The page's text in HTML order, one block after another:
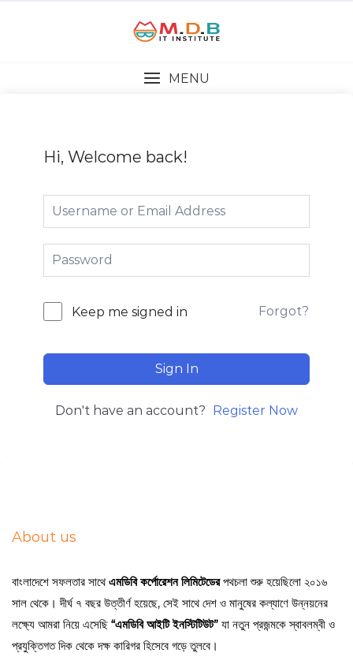
MENU
Hi, Welcome back!
Keep me signed in Forgot?
Sign In
Don't have an account? Register Now
About us
বাংলাদেশে সফলতার সাথেএমডিবি কর্পোরেশন লিমিটেডেরপথচলা শুরু হয়েছিলো ২০১৬
সাল থেকে। দীর্ঘ ৭ বছর উত্তীর্ণ হয়েছে, সেই সাথে দেশ ও মানুষের কল্যাণে উন্নয়নের
লক্ষ্যে আমরা নিয়ে এসেছি “এমডিবি আইটি ইনস্টিটিউট” যা নতুন প্রজন্মকে স্বাবলম্বী ও
প্রযুক্তিগত দিক থেকে দক্ষ কারিগর হিসেবে গড়ে তুলবে।